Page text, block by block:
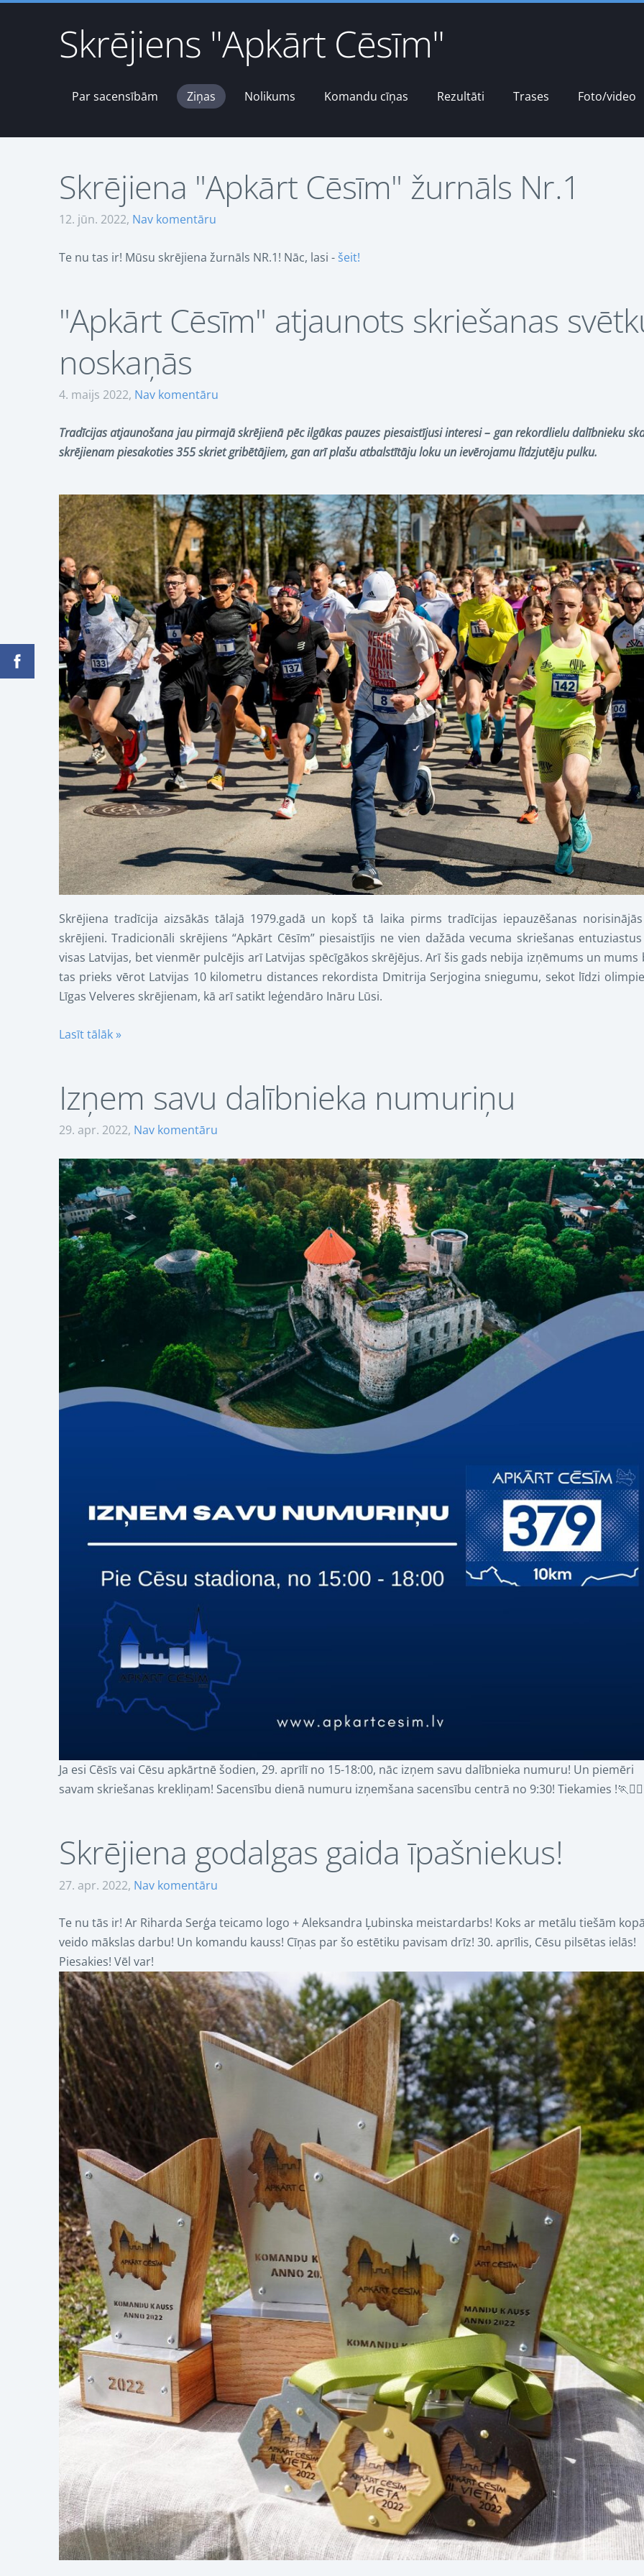
Skrējiens "Apkārt Cēsīm"
Par sacensībām Ziņas Nolikums Komandu cīņas Rezultāti Trases Foto/video
Skrējiena "Apkārt Cēsīm" žurnāls Nr.1
12. jūn. 2022, Nav komentāru
Te nu tas ir! Mūsu skrējiena žurnāls NR.1! Nāc, lasi - šeit!
"Apkārt Cēsīm" atjaunots skriešanas
noskaņās
4. maijs 2022, Nav komentāru
Tradīcijas atjaunošana jau pirmajā skrējienā pēc ilgākas pauzes piesaistījusi interesi – gan rekordlielu dalībnieku
skrējienam piesakoties 355 skriet gribētājiem, gan arī plašu atbalstītāju loku un ievērojamu līdzjutēju pulku.
Skrējiena tradīcija aizsākās tālajā 1979.gadā un kopš tā laika pirms tradīcijas iepauzēšanas
skrējieni. Tradicionāli skrējiens “Apkārt Cēsīm” piesaistījis ne vien dažāda vecuma skriešanas
visas Latvijas, bet vienmēr pulcējis arī Latvijas spēcīgākos skrējējus. Arī šis gads nebija izņēmums un mums
tas prieks vērot Latvijas 10 kilometru distances rekordista Dmitrija Serjogina sniegumu, sekot līdzi
Līgas Velveres skrējienam, kā arī satikt leģendāro Ināru Lūsi.
Lasīt tālāk »
Izņem savu dalībnieka numuriņu
29. apr. 2022, Nav komentāru
Ja esi Cēsīs vai Cēsu apkārtnē šodien, 29. aprīlī no 15-18:00, nāc izņem savu dalībnieka numuru! Un piemēri
savam skriešanas krekliņam! Sacensību dienā numuru izņemšana sacensību centrā no 9:30! Tiekamies
Skrējiena godalgas gaida īpašniekus!
27. apr. 2022, Nav komentāru
Te nu tās ir! Ar Riharda Serģa teicamo logo + Aleksandra Ļubinska meistardarbs! Koks ar metālu tiešām
veido mākslas darbu! Un komandu kauss! Cīņas par šo estētiku pavisam drīz! 30. aprīlis, Cēsu pilsētas ielās!
Piesakies! Vēl var!